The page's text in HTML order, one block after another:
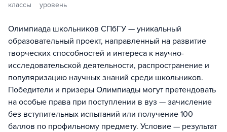
классы уровень
Олимпиада школьников СПбГУ — уникальный
образовательный проект, направленный на развитие
творческих способностей и интереса к научно-
исследовательской деятельности, распространение и
популяризацию научных знаний среди школьников.
Победители и призеры Олимпиады могут претендовать
на особые права при поступлении в вуз — зачисление
без вступительных испытаний или получение 100
баллов по профильному предмету. Условие — результат